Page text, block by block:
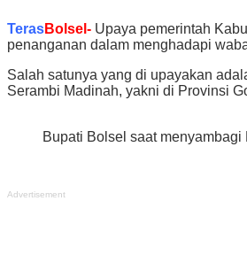
TerasBolsel- Upaya pemerintah
penanganan dalam menghadapi
Salah satunya yang di upayakan
Serambi Madinah, yakni di Provinsi
Bupati Bolsel saat
Advertisement